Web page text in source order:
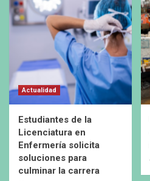
Actualidad
Estudiantes de la
Licenciatura en
Enfermería solicita
soluciones para
culminar la carrera